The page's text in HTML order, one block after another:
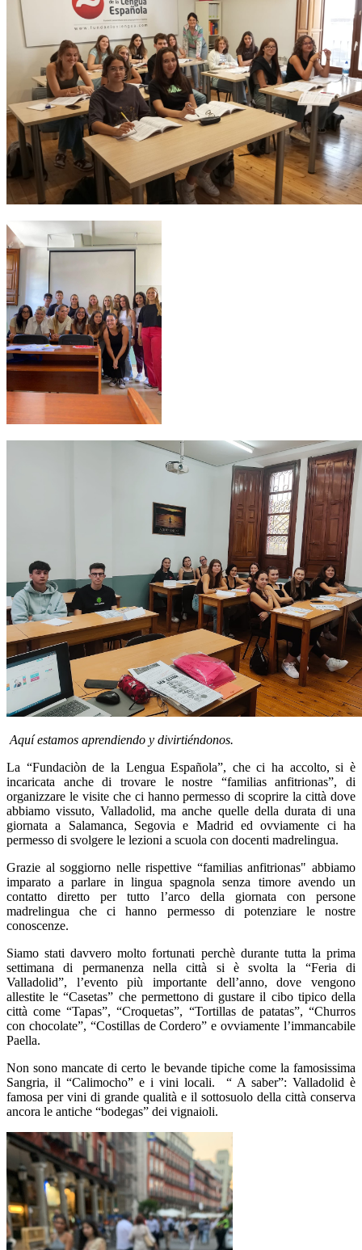
Aquí estamos aprendiendo y divirtiéndonos.
La “Fundaciòn de la Lengua Española”, che ci ha accolto, si è
incaricata anche di trovare le nostre “familias anfitrionas”, di
organizzare le visite che ci hanno permesso di scoprire la città dove
abbiamo vissuto, Valladolid, ma anche quelle della durata di una
giornata a Salamanca, Segovia e Madrid ed ovviamente ci ha
permesso di svolgere le lezioni a scuola con docenti madrelingua.
Grazie al soggiorno nelle rispettive “familias anfitrionas" abbiamo
imparato a parlare in lingua spagnola senza timore avendo un
contatto diretto per tutto l’arco della giornata con persone
madrelingua che ci hanno permesso di potenziare le nostre
conoscenze.
Siamo stati davvero molto fortunati perchè durante tutta la prima
settimana di permanenza nella città si è svolta la “Feria di
Valladolid”, l’evento più importante dell’anno, dove vengono
allestite le “Casetas” che permettono di gustare il cibo tipico della
città come “Tapas”, “Croquetas”, “Tortillas de patatas”, “Churros
con chocolate”, “Costillas de Cordero” e ovviamente l’immancabile
Paella.
Non sono mancate di certo le bevande tipiche come la famosissima
Sangria, il “Calimocho” e i vini locali. “ A saber”: Valladolid è
famosa per vini di grande qualità e il sottosuolo della città conserva
ancora le antiche “bodegas” dei vignaioli.